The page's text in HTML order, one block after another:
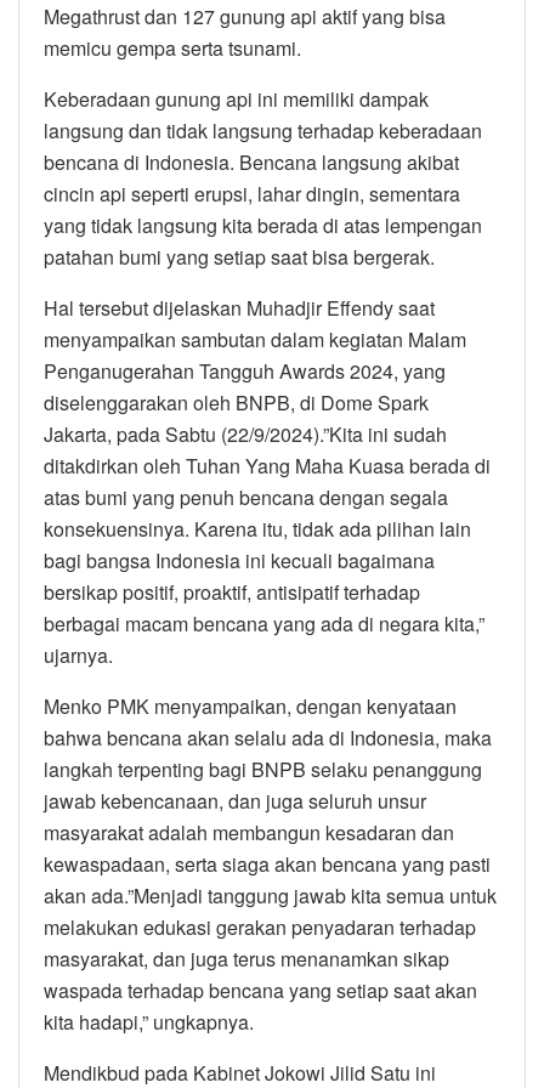
Megathrust dan 127 gunung api aktif yang bisa
memicu gempa serta tsunami.
Keberadaan gunung api ini memiliki dampak
langsung dan tidak langsung terhadap keberadaan
bencana di Indonesia. Bencana langsung akibat
cincin api seperti erupsi, lahar dingin, sementara
yang tidak langsung kita berada di atas lempengan
patahan bumi yang setiap saat bisa bergerak.
Hal tersebut dijelaskan Muhadjir Effendy saat
menyampaikan sambutan dalam kegiatan Malam
Penganugerahan Tangguh Awards 2024, yang
diselenggarakan oleh BNPB, di Dome Spark
Jakarta, pada Sabtu (22/9/2024).”Kita ini sudah
ditakdirkan oleh Tuhan Yang Maha Kuasa berada di
atas bumi yang penuh bencana dengan segala
konsekuensinya. Karena itu, tidak ada pilihan lain
bagi bangsa Indonesia ini kecuali bagaimana
bersikap positif, proaktif, antisipatif terhadap
berbagai macam bencana yang ada di negara kita,”
ujarnya.
Menko PMK menyampaikan, dengan kenyataan
bahwa bencana akan selalu ada di Indonesia, maka
langkah terpenting bagi BNPB selaku penanggung
jawab kebencanaan, dan juga seluruh unsur
masyarakat adalah membangun kesadaran dan
kewaspadaan, serta siaga akan bencana yang pasti
akan ada.”Menjadi tanggung jawab kita semua untuk
melakukan edukasi gerakan penyadaran terhadap
masyarakat, dan juga terus menanamkan sikap
waspada terhadap bencana yang setiap saat akan
kita hadapi,” ungkapnya.
Mendikbud pada Kabinet Jokowi Jilid Satu ini